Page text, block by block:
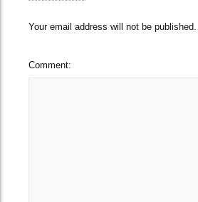
Your email address will not be published.
Comment: